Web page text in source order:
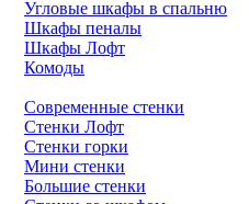
Угловые шкафы в спальню
Шкафы пеналы
Шкафы Лофт
Комоды
Современные стенки
Стенки Лофт
Стенки горки
Мини стенки
Большие стенки